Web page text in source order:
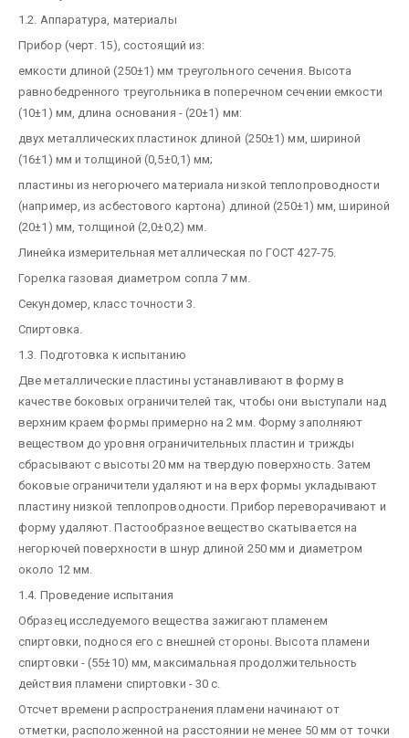
1.2. Аппаратура, материалы
Прибор (черт. 15), состоящий из:
емкости длиной (250±1) мм треугольного сечения. Высота
равнобедренного треугольника в поперечном сечении емкости
(10±1) мм, длина основания - (20±1) мм:
двух металлических пластинок длиной (250±1) мм, шириной
(16±1) мм и толщиной (0,5±0,1) мм;
пластины из негорючего материала низкой теплопроводности
(например, из асбестового картона) длиной (250±1) мм, шириной
(20±1) мм, толщиной (2,0±0,2) мм.
Линейка измерительная металлическая по ГОСТ 427-75.
Горелка газовая диаметром сопла 7 мм.
Секундомер, класс точности 3.
Спиртовка.
1.3. Подготовка к испытанию
Две металлические пластины устанавливают в форму в
качестве боковых ограничителей так, чтобы они выступали над
верхним краем формы примерно на 2 мм. Форму заполняют
веществом до уровня ограничительных пластин и трижды
сбрасывают с высоты 20 мм на твердую поверхность. Затем
боковые ограничители удаляют и на верх формы укладывают
пластину низкой теплопроводности. Прибор переворачивают и
форму удаляют. Пастообразное вещество скатывается на
негорючей поверхности в шнур длиной 250 мм и диаметром
около 12 мм.
1.4. Проведение испытания
Образец исследуемого вещества зажигают пламенем
спиртовки, поднося его с внешней стороны. Высота пламени
спиртовки - (55±10) мм, максимальная продолжительность
действия пламени спиртовки - 30 с.
Отсчет времени распространения пламени начинают от
отметки, расположенной на расстоянии не менее 50 мм от точки